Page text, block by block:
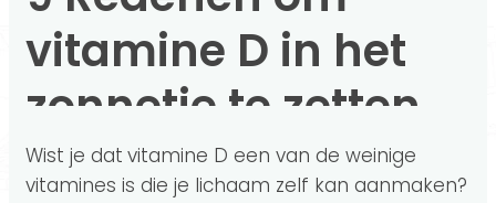
vitamine D in het
zonnetje te zetten
Wist je dat vitamine D een van de weinige
vitamines is die je lichaam zelf kan aanmaken?